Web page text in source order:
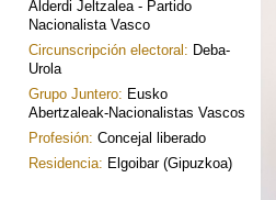
Alderdi Jeltzalea - Partido
Nacionalista Vasco
Circunscripción electoral: Deba-
Urola
Grupo Juntero: Eusko
Abertzaleak-Nacionalistas Vascos
Profesión: Concejal liberado
Residencia: Elgoibar (Gipuzkoa)